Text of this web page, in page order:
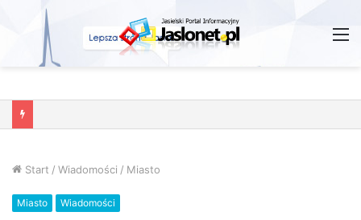
Start / Wiadomości / Miasto
Miasto Wiadomości